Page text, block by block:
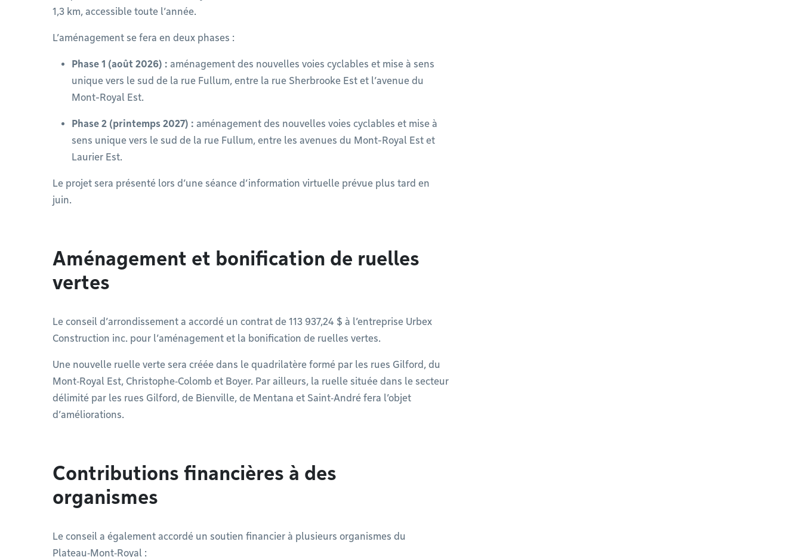
1,3 km, accessible toute l’année.
L’aménagement se fera en deux phases :
Phase 1 (août 2026) : aménagement des nouvelles voies cyclables et mise à sens
unique vers le sud de la rue Fullum, entre la rue Sherbrooke Est et l’avenue du
Mont-Royal Est.
Phase 2 (printemps 2027) : aménagement des nouvelles voies cyclables et mise à
sens unique vers le sud de la rue Fullum, entre les avenues du Mont-Royal Est et
Laurier Est.
Le projet sera présenté lors d’une séance d’information virtuelle prévue plus tard en
juin.
Aménagement et bonification de ruelles
vertes
Le conseil d’arrondissement a accordé un contrat de 113 937,24 $ à l’entreprise Urbex
Construction inc. pour l’aménagement et la bonification de ruelles vertes.
Une nouvelle ruelle verte sera créée dans le quadrilatère formé par les rues Gilford, du
Mont‑Royal Est, Christophe‑Colomb et Boyer. Par ailleurs, la ruelle située dans le secteur
délimité par les rues Gilford, de Bienville, de Mentana et Saint‑André fera l’objet
d’améliorations.
Contributions financières à des
organismes
Le conseil a également accordé un soutien financier à plusieurs organismes du
Plateau‑Mont‑Royal :